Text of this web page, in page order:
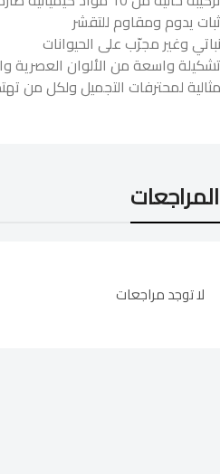
ثبات يدوم ومقاوم للتقشر
نباتي وغير مجرّب على الحيوانات
تشكيلة واسعة من الألوان العصرية
مثالية لمحترفات التجميل ولكل من
لا توجد مراجعات